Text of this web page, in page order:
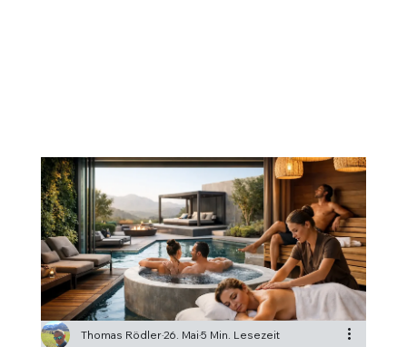
Thomas Rödler26. Mai5 Min. Lesezeit